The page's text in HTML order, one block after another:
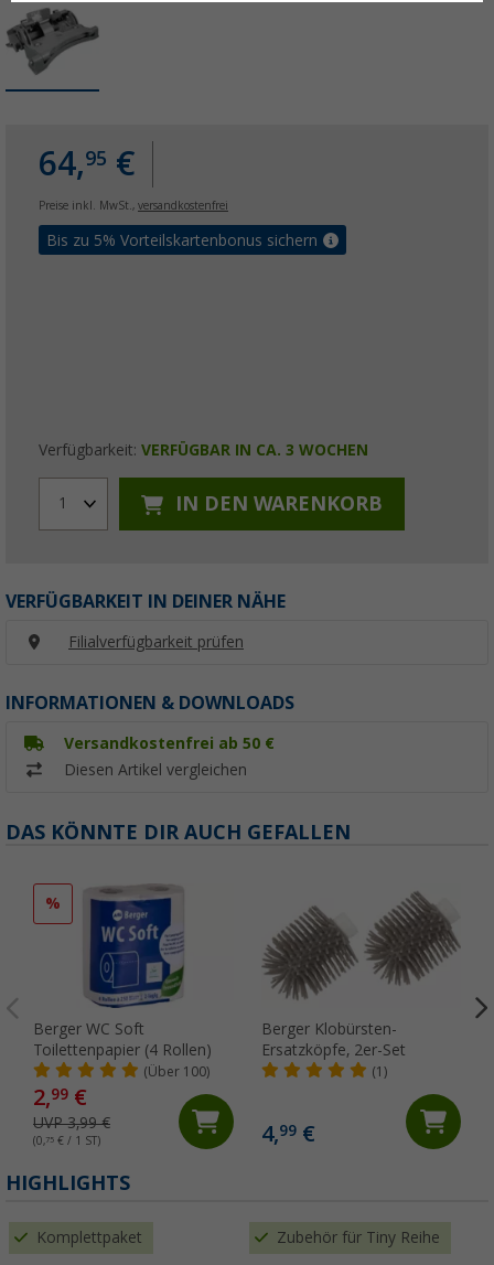
64,95 €
Preise inkl. MwSt., versandkostenfrei
Bis zu 5% Vorteilskartenbonus sichern
Verfügbarkeit: VERFÜGBAR IN CA. 3 WOCHEN
1 IN DEN WARENKORB
VERFÜGBARKEIT IN DEINER NÄHE
Filialverfügbarkeit prüfen
INFORMATIONEN & DOWNLOADS
Versandkostenfrei ab 50 €
Diesen Artikel vergleichen
DAS KÖNNTE DIR AUCH GEFALLEN
%
Berger WC Soft
Toilettenpapier (4 Rollen)
(Über 100)
2,99 €
UVP 3,99 €
(0,75 € / 1 ST)
Berger Klobürsten-
Ersatzköpfe, 2er-Set
(1)
4,99€
HIGHLIGHTS
Komplettpaket Zubehör für Tiny Reihe